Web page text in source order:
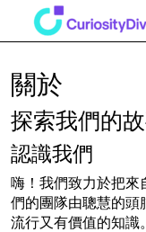
關於
探索我們的故
認識我們
嗨！我們致力於把來
們的團隊由聰慧的頭
流行又有價值的知識